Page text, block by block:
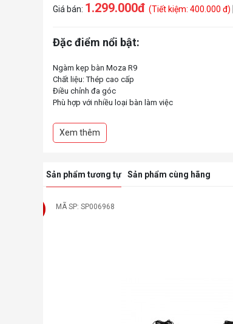
Giá bán: 1.299.000đ (Tiết kiệm: 400.000 đ)
Đặc điểm nổi bật:
Ngàm kẹp bàn Moza R9
Chất liệu: Thép cao cấp
Điều chỉnh đa góc
Phù hợp với nhiều loại bàn làm việc
Xem thêm
Sản phẩm tương tự Sản phẩm cùng hãng
MÃ SP: SP006968